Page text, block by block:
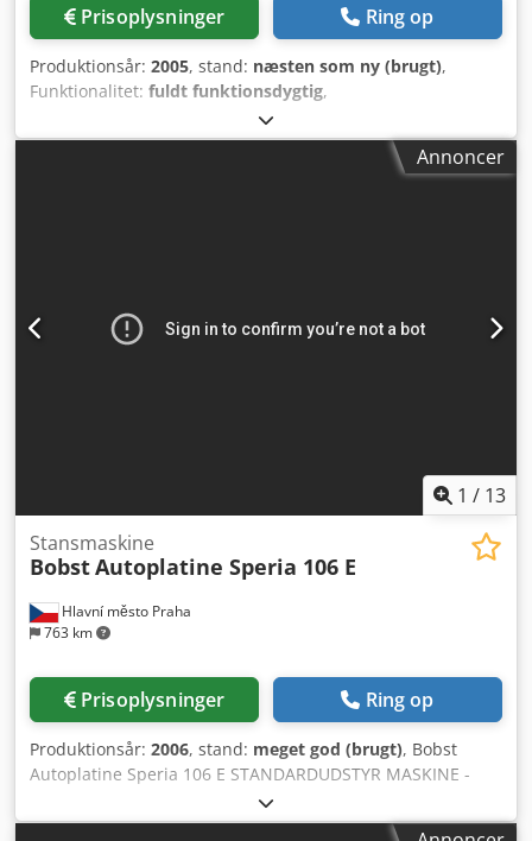
Prisoplysninger Ring op
Produktionsår: 2005, stand: næsten som ny (brugt),
Funktionalitet: fuldt funktionsdygtig,
053801204
omhyggeligt vedligeholdt Har været i drift på et
lykønskningskort-fabrik Leveres med centreringssystem 2 x
Annoncer
1 / 13
Hlavní město Praha
763 km
Stansmaskine
BobstAutoplatine Speria 106 E
Prisoplysninger Ring op
Produktionsår: 2006, stand: meget god (brugt), Bobst
Autoplatine Speria 106 E STANDARDUDSTYR MASKINE -
Centerline-system for hurtigt jobskift. - Elektronisk enhed
til arktransportskontrol. - Justerbar centrering ved